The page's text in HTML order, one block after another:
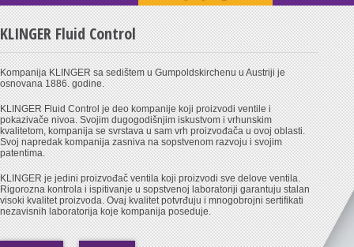
KLINGER Fluid Control
Kompanija KLINGER sa sedištem u Gumpoldskirchenu u Austriji je
osnovana 1886. godine.
KLINGER Fluid Control je deo kompanije koji proizvodi ventile i
pokazivače nivoa. Svojim dugogodišnjim iskustvom i vrhunskim
kvalitetom, kompanija se svrstava u sam vrh proizvođača u ovoj oblasti.
Svoj napredak kompanija zasniva na sopstvenom razvoju i svojim
patentima.
KLINGER je jedini proizvođač ventila koji proizvodi sve delove ventila.
Rigorozna kontrola i ispitivanje u sopstvenoj laboratoriji garantuju stalan
visoki kvalitet proizvoda. Ovaj kvalitet potvrđuju i mnogobrojni sertifikati
nezavisnih laboratorija koje kompanija poseduje.